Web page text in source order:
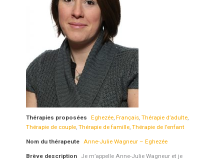
Nom du thérapeute Anne-Julie Wagneur – Eghezée
Thérapies proposées Eghezée, Français, Thérapie d’adulte,
Thérapie de couple, Thérapie de famille, Thérapie de l’enfant
Brève description
Je m’appelle Anne-Julie Wagneur et je